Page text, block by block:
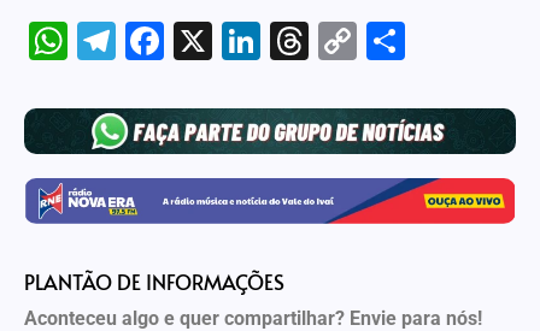
WhatsApp
Telegram
Facebook
X LinkedIn
Threads
Copy
PLANTÃO DE INFORMAÇÕES
Aconteceu algo e quer compartilhar? Envie para nós!